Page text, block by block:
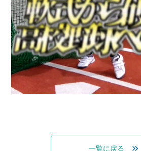
一覧に戻る